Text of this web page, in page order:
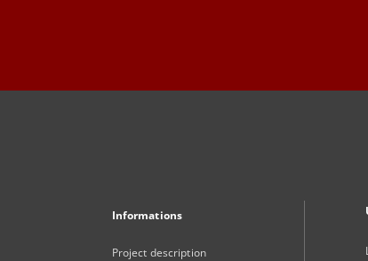
Informations
Project description